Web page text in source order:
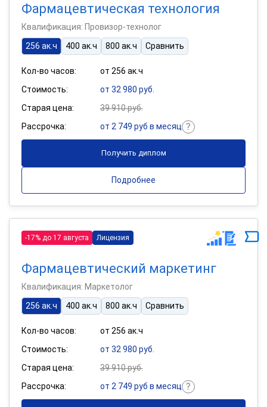
Фармацевтическая технология
Квалификация: Провизор-технолог
256 ак.ч
400 ак.ч 800 ак.ч Сравнить
Кол-во часов:
от 256 ак.ч
Стоимость:
от 32 980 руб.
Старая цена:
39 910 руб.
Рассрочка:
от 2 749 руб в месяц
Получить диплом
Подробнее
-17% до 17 августа Лицензия
Фармацевтический маркетинг
Квалификация: Маркетолог
256 ак.ч
400 ак.ч 800 ак.ч Сравнить
Кол-во часов:
от 256 ак.ч
Стоимость:
от 32 980 руб.
Старая цена:
39 910 руб.
Рассрочка:
от 2 749 руб в месяц